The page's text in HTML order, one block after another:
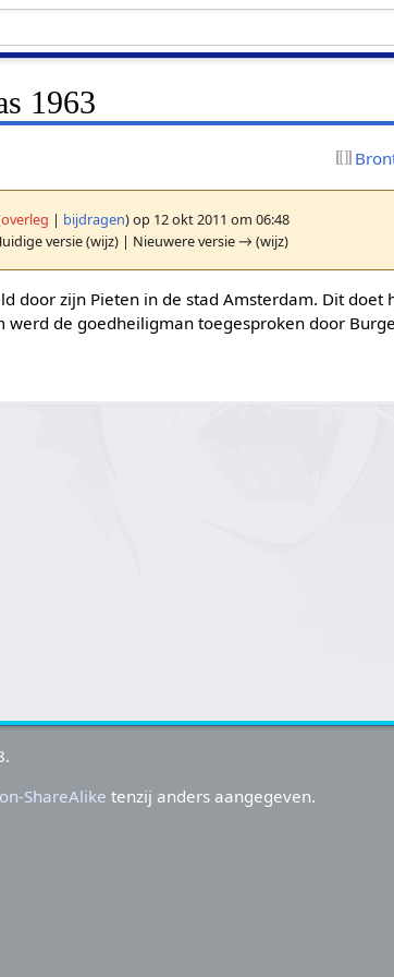
1963
overleg | bijdragen)op 12 okt 2011 om 06:48
versie (wijz) | Nieuwere versie → (wijz)
door zijn Pieten in de stad Amsterdam. Dit
werd de goedheiligman toegesproken door
ShareAlike tenzij anders aangegeven.